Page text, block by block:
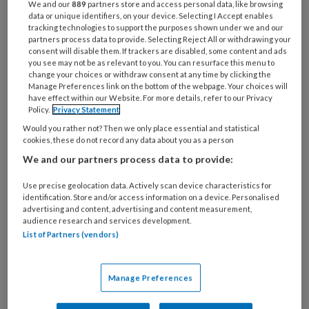
Mondzorgverleners niet langer
voorrang bij vaccinatie
gecommuniceerde boodschap dat de groep
‘overige zorgverleners’, waaronder de
We and our889 partners store and access personal data, like browsing
data or unique identifiers, on your device. Selecting I Accept enables
tracking technologies to support the purposes shown under we and our
partners process data to provide. Selecting Reject All or withdrawing your
consent will disable them. If trackers are disabled, some content and ads
you see may not be as relevant to you. You can resurface this menu to
change your choices or withdraw consent at any time by clicking the
Manage Preferences link on the bottom of the webpage. Your choices will
have effect within our Website. For more details, refer to our Privacy
Policy. Privacy Statement
Would you rather not? Then we only place essential and statistical
cookies, these do not record any data about you as a person
We and our partners process data to provide:
Use precise geolocation data. Actively scan device characteristics for
identification. Store and/or access information on a device. Personalised
advertising and content, advertising and content measurement,
audience research and services development.
List of Partners (vendors)
Manage Preferences